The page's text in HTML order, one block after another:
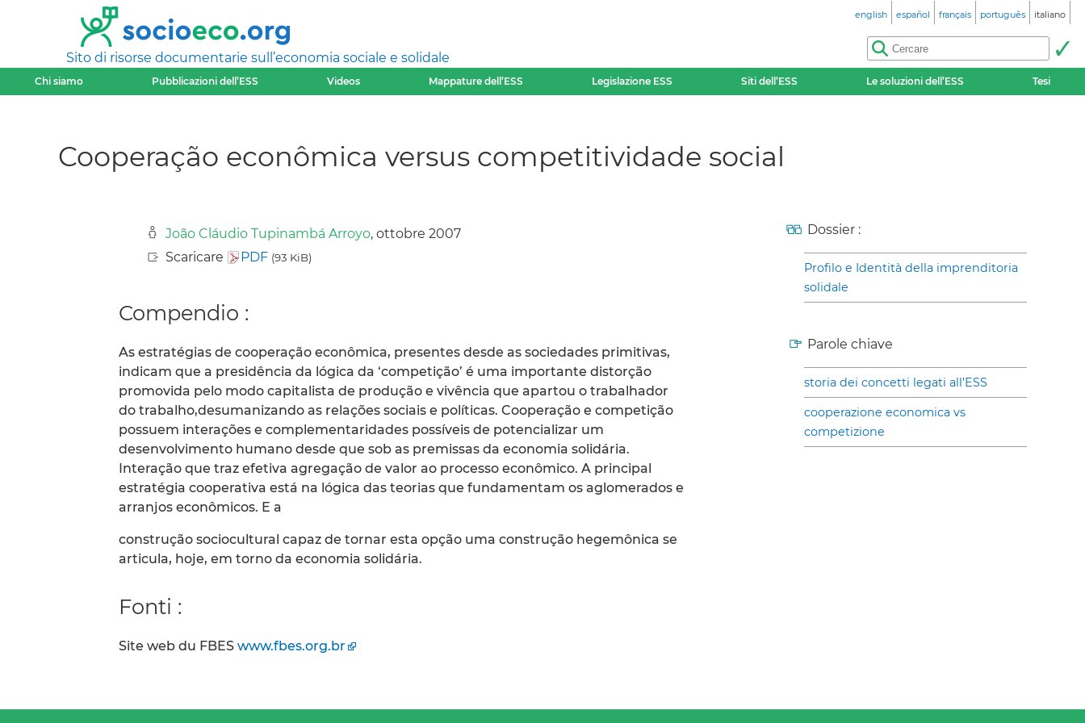
Sito di risorse documentarie sull’economia sociale e solidale
english español français português italiano
Chi siamo Pubblicazioni dell’ESS Videos Mappature dell’ESS Legislazione ESS Siti dell’ESS Le soluzioni dell’ESS Tesi
Cooperação econômica versus competitividade social
João Cláudio Tupinambá Arroyo, ottobre 2007
Scaricare
PDF (93 KiB)
Compendio :
As estratégias de cooperação econômica, presentes desde as sociedades primitivas,
indicam que a presidência da lógica da ‘competição’ é uma importante distorção
promovida pelo modo capitalista de produção e vivência que apartou o trabalhador
do trabalho,desumanizando as relações sociais e políticas. Cooperação e competição
possuem interações e complementaridades possíveis de potencializar um
desenvolvimento humano desde que sob as premissas da economia solidária.
Interação que traz efetiva agregação de valor ao processo econômico. A principal
estratégia cooperativa está na lógica das teorias que fundamentam os aglomerados e
arranjos econômicos. E a
construção sociocultural capaz de tornar esta opção uma construção hegemônica se
articula, hoje, em torno da economia solidária.
Fonti :
Site web du FBES www.fbes.org.br
Dossier :
Profilo e Identità della imprenditoria
solidale
Parole chiave
storia dei concetti legati all’ESS
cooperazione economica vs
competizione